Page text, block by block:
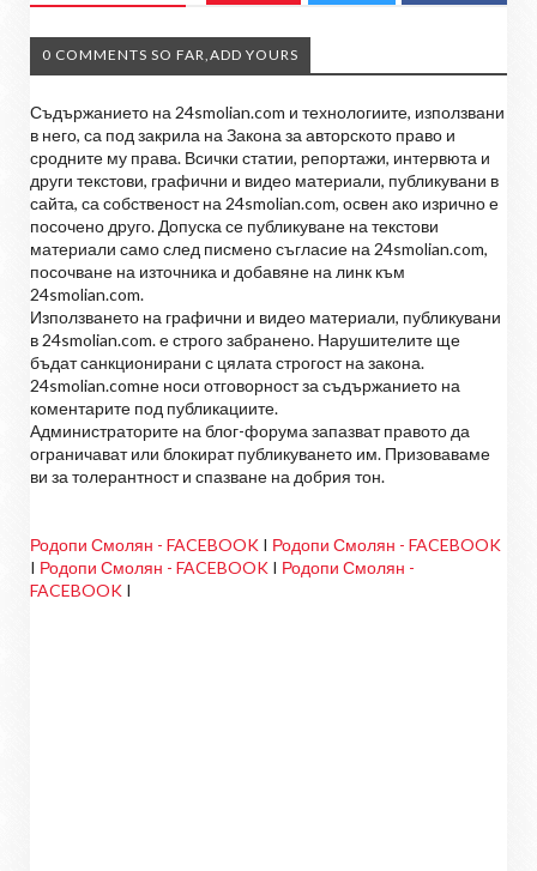
0 COMMENTS SO FAR,ADD YOURS
Съдържанието на 24smolian.com и технологиите, използвани
в него, са под закрила на Закона за авторското право и
сродните му права. Всички статии, репортажи, интервюта и
други текстови, графични и видео материали, публикувани в
сайта, са собственост на 24smolian.com, освен ако изрично е
посочено друго. Допуска се публикуване на текстови
материали само след писмено съгласие на 24smolian.com,
посочване на източника и добавяне на линк към
24smolian.com.
Използването на графични и видео материали, публикувани
в 24smolian.com. е строго забранено. Нарушителите ще
бъдат санкционирани с цялата строгост на закона.
24smolian.comне носи отговорност за съдържанието на
коментарите под публикациите.
Администраторите на блог-форума запазват правото да
ограничават или блокират публикуването им. Призоваваме
ви за толерантност и спазване на добрия тон.
Родопи Смолян - FACEBOOK I Родопи Смолян - FACEBOOK
I Родопи Смолян - FACEBOOK I Родопи Смолян -
FACEBOOK I